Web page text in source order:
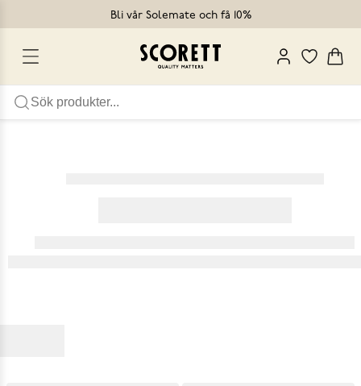
Bli vår Solemate och få 10%